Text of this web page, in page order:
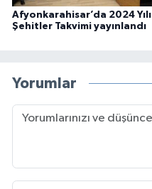
Afyonkarahisar’da 2024 Yılı
Şehitler Takvimi yayınlandı
Yorumlar